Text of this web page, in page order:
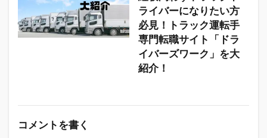
ライバーになりたい方
必見！トラック運転手
専門転職サイト「ドラ
イバーズワーク」を大
紹介！
コメントを書く